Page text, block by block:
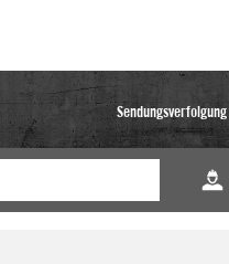
Sendungsverfolgung